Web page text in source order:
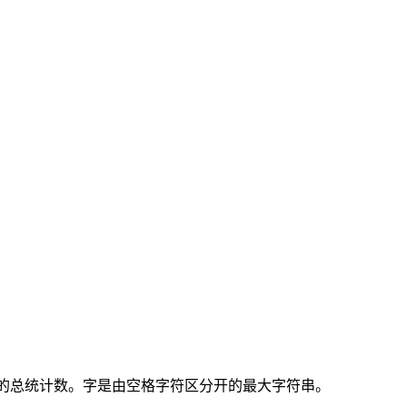
统计数。字是由空格字符区分开的最大字符串。